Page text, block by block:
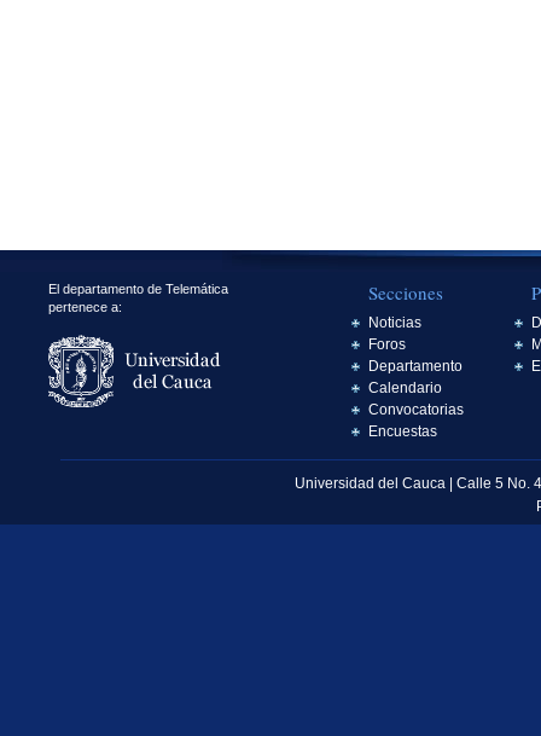
El departamento de Telemática
pertenece a:
Secciones
Noticias
Foros
Departamento
Calendario
Convocatorias
Encuestas
Universidad del Cauca | Calle 5 No.